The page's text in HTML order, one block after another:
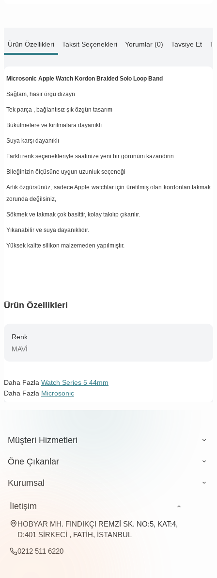
Ürün Özellikleri Taksit Seçenekleri Yorumlar (0) Tavsiye Et
Microsonic Apple Watch Kordon Braided Solo Loop Band
Sağlam, hasır örgü dizayn
Tek parça , bağlantısız şık özgün tasarım
Bükülmelere ve kırılmalara dayanıklı
Suya karşı dayanıklı
Farklı renk seçenekleriyle saatinize yeni bir görünüm kazandırın
Bileğinizin ölçüsüne uygun uzunluk seçeneği
Artık özgürsünüz, sadece Apple watchlar için üretilmiş olan kordonları takmak
zorunda değilsiniz,
Sökmek ve takmak çok basittir, kolay takılıp çıkarılır.
Yıkanabilir ve suya dayanıklıdır.
Yüksek kalite silikon malzemeden yapılmıştır.
Ürün Özellikleri
Renk
MAVİ
Daha Fazla Watch Series 5 44mm
Daha Fazla Microsonic
Müşteri Hizmetleri
Öne Çıkanlar
Kurumsal
İletişim
HOBYAR MH. FINDIKÇI REMZİ SK. NO:5, KAT:4,
D:401 SİRKECİ , FATİH, İSTANBUL
0212 511 6220